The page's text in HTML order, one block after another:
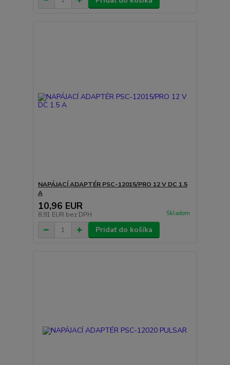
NAPÁJACÍ ADAPTÉR PSC-12015/PRO 12 V DC 1.5
A
10,96 EUR
8,91 EUR bez DPH Skladom
Pridať do košíka